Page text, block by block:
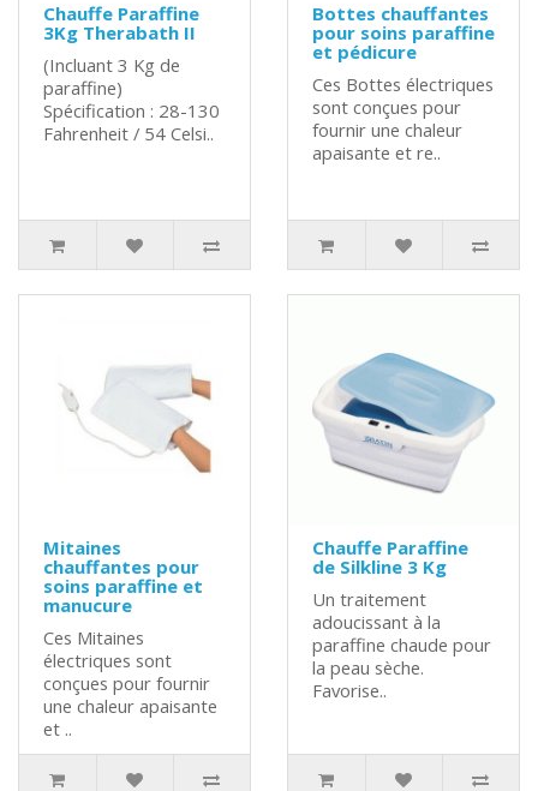
Chauffe Paraffine
3Kg Therabath II
(Incluant 3 Kg de
paraffine)
Spécification : 28-130
Fahrenheit / 54 Celsi..
Bottes chauffantes
pour soins paraffine
et pédicure
Ces Bottes électriques
sont conçues pour
fournir une chaleur
apaisante et re..
Mitaines
chauffantes pour
soins paraffine et
manucure
Ces Mitaines
électriques sont
conçues pour fournir
une chaleur apaisante
et ..
Chauffe Paraffine
de Silkline 3 Kg
Un traitement
adoucissant à la
paraffine chaude pour
la peau sèche.
Favorise..